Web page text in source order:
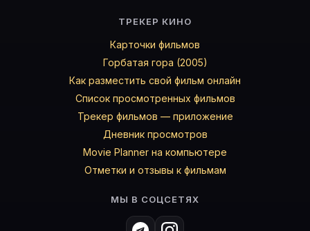
ТРЕКЕР КИНО
Карточки фильмов
Горбатая гора (2005)
Как разместить свой фильм онлайн
Список просмотренных фильмов
Трекер фильмов — приложение
Дневник просмотров
Movie Planner на компьютере
Отметки и отзывы к фильмам
МЫ В СОЦСЕТЯХ